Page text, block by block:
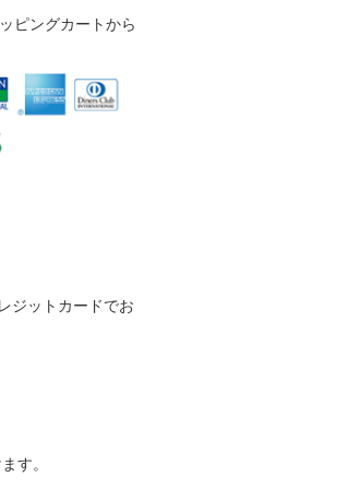
ピングカートから
ジットカードでお
す。